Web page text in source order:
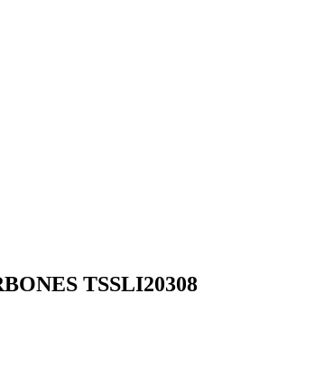
TSSLI20308